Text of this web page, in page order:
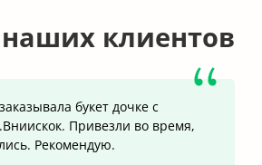
клиентов
букет дочке с
Привезли во время,
Рекомендую.